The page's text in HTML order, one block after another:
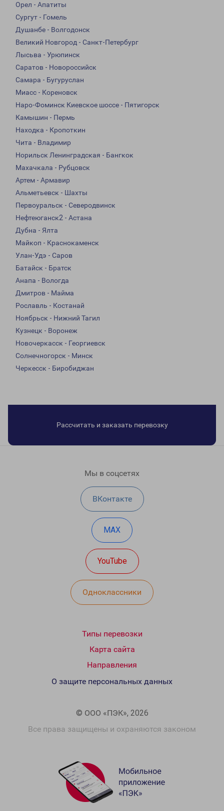
Орел - Апатиты
Сургут - Гомель
Душанбе - Волгодонск
Великий Новгород - Санкт-Петербург
Лысьва - Урюпинск
Саратов - Новороссийск
Самара - Бугуруслан
Миасс - Кореновск
Наро-Фоминск Киевское шоссе - Пятигорск
Камышин - Пермь
Находка - Кропоткин
Чита - Владимир
Норильск Ленинградская - Бангкок
Махачкала - Рубцовск
Артем - Армавир
Альметьевск - Шахты
Первоуральск - Северодвинск
Нефтеюганск2 - Астана
Дубна - Ялта
Майкоп - Краснокаменск
Улан-Удэ - Саров
Батайск - Братск
Анапа - Вологда
Дмитров - Майма
Рославль - Костанай
Ноябрьск - Нижний Тагил
Кузнецк - Воронеж
Новочеркасск - Георгиевск
Солнечногорск - Минск
Черкесск - Биробиджан
Рассчитать и заказать перевозку
Мы в соцсетях
ВКонтакте
MAX
YouTube
Одноклассники
Типы перевозки
Карта сайта
Направления
© ООО «ПЭК», 2026
Все права защищены и охраняются законом
О защите персональных данных